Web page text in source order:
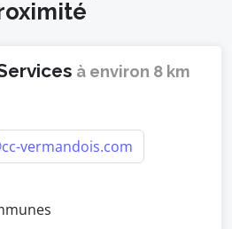
à environ 8 km
vermandois.com